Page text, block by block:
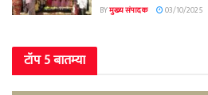
BYमुख्य संपादक 03/10/2025
टॉप 5 बातम्या